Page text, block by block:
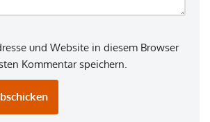
und Website in diesem Browser
Kommentar speichern.